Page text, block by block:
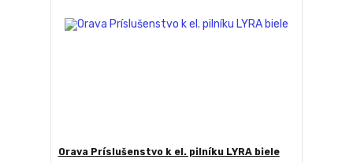
Orava Príslušenstvo k el. pilníku LYRA biele